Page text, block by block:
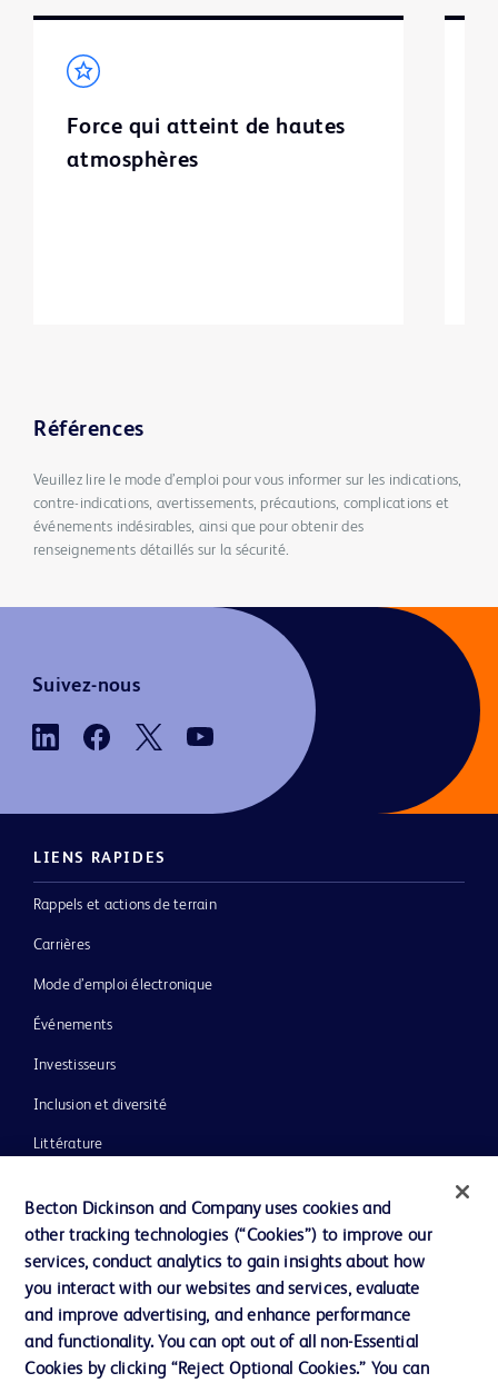
Force qui atteint de hautes
atmosphères
Références
Veuillez lire le mode d’emploi pour vous informer sur les indications,
contre-indications, avertissements, précautions, complications et
événements indésirables, ainsi que pour obtenir des
renseignements détaillés sur la sécurité.
Suivez-nous
LIENS RAPIDES
Rappels et actions de terrain
Carrières
Mode d’emploi électronique
Événements
Investisseurs
Inclusion et diversité
Littérature
Notre entreprise
Éthique et conformité
Assistance
Becton Dickinson and Company uses cookies and
other tracking technologies (“Cookies”) to improve our
services, conduct analytics to gain insights about how
you interact with our websites and services, evaluate
and improve advertising, and enhance performance
and functionality. You can opt out of all non-Essential
Cookies by clicking “Reject Optional Cookies.” You can